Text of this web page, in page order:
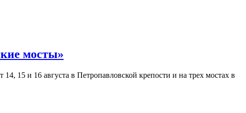
мосты»
15 и 16 августа в Петропавловской крепости и на трех мостах в